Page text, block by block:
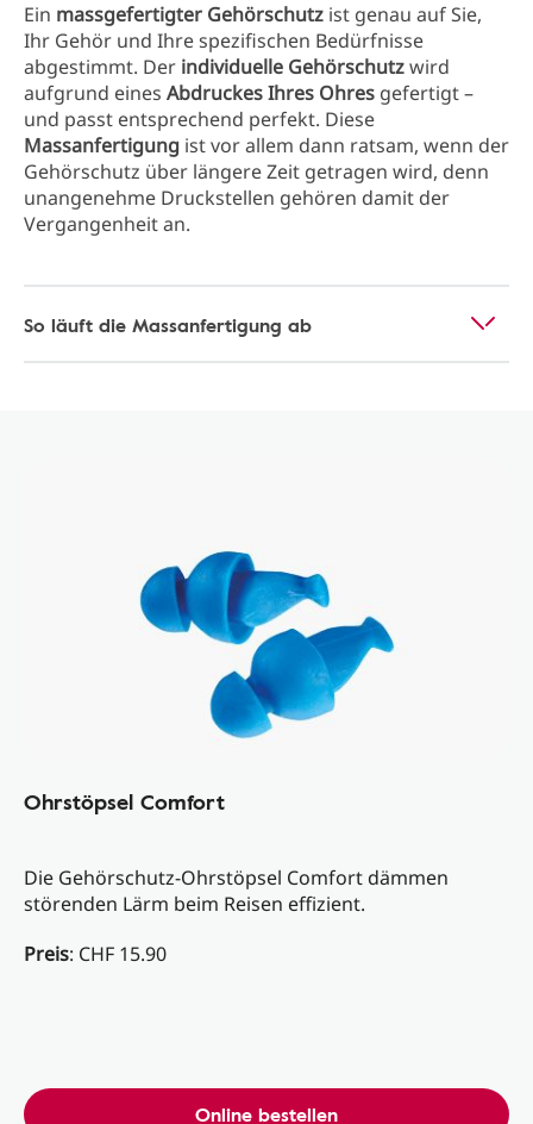
Ein massgefertigter Gehörschutz ist genau auf Sie,
Ihr Gehör und Ihre spezifischen Bedürfnisse
abgestimmt. Der individuelle Gehörschutzwird
aufgrund eines Abdruckes Ihres Ohres gefertigt –
und passt entsprechend perfekt. Diese
Massanfertigung ist vor allem dann ratsam, wenn der
Gehörschutz über längere Zeit getragen wird, denn
unangenehme Druckstellen gehören damit der
Vergangenheit an.
So läuft die Massanfertigung ab
Ohrstöpsel Comfort
Die Gehörschutz-Ohrstöpsel Comfort dämmen
störenden Lärm beim Reisen effizient.
Preis: CHF 15.90
Online bestellen